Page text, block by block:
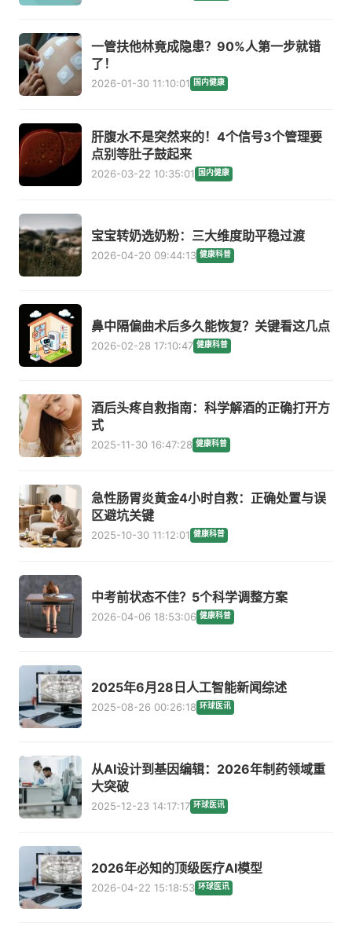
一管扶他林竟成隐患？90%人第一步就错
了！
2026-01-30 11:10:01 国内健康
肝腹水不是突然来的！4个信号3个管理要
点别等肚子鼓起来
2026-03-22 10:35:01 国内健康
宝宝转奶选奶粉：三大维度助平稳过渡
2026-04-20 09:44:13 健康科普
鼻中隔偏曲术后多久能恢复？关键看这几点
2026-02-28 17:10:47 健康科普
酒后头疼自救指南：科学解酒的正确打开方
式
2025-11-30 16:47:28 健康科普
急性肠胃炎黄金4小时自救：正确处置与误
区避坑关键
2025-10-30 11:12:01 健康科普
中考前状态不佳？5个科学调整方案
2026-04-06 18:53:06 健康科普
2025年6月28日人工智能新闻综述
2025-08-26 00:26:18 环球医讯
从AI设计到基因编辑：2026年制药领域重
大突破
2025-12-23 14:17:17 环球医讯
2026年必知的顶级医疗AI模型
2026-04-22 15:18:53 环球医讯